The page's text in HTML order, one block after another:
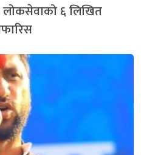
लोकसेवाको ६ लिखित